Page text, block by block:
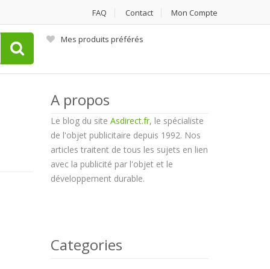
FAQ Contact Mon Compte
Mes produits préférés
A propos
Le blog du site Asdirect.fr, le spécialiste
de l'objet publicitaire depuis 1992. Nos
articles traitent de tous les sujets en lien
avec la publicité par l'objet et le
développement durable.
Categories